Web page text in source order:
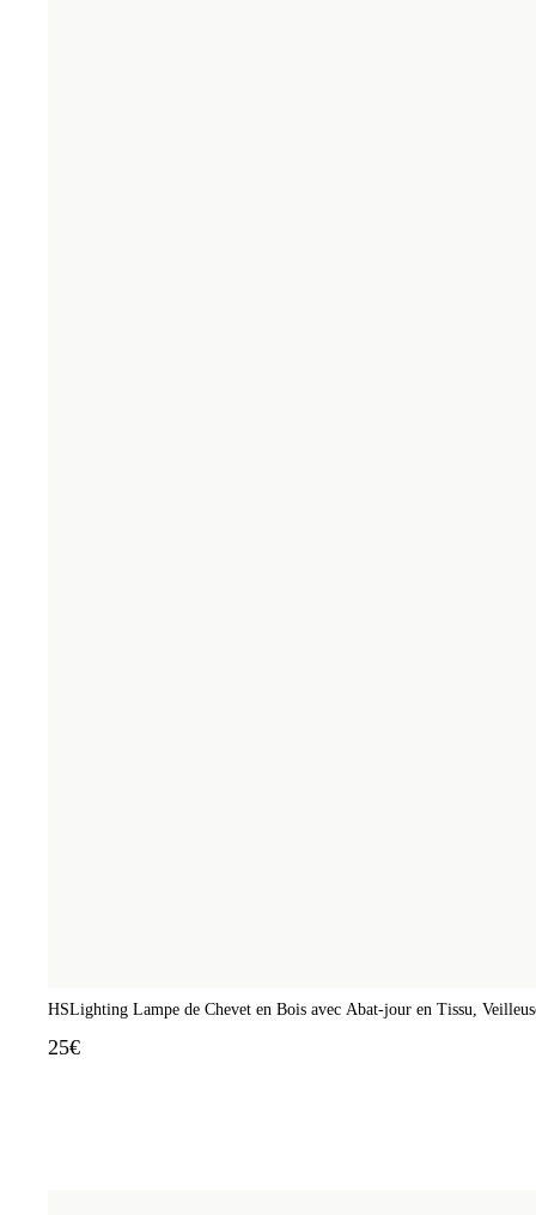
HSLighting Lampe de Chevet en Bois avec Abat-jour en Tissu,
25€